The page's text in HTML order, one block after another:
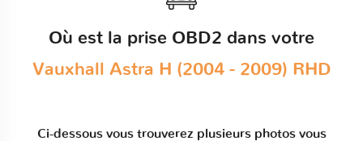
Où est la prise OBD2 dans votre
Vauxhall Astra H (2004 - 2009) RHD
Ci-dessous vous trouverez plusieurs photos vous